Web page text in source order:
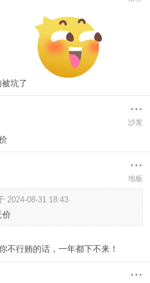
坑了
...
沙发
...
地板
2024-08-31 18:43
价
不行贿的话，一年都下不来！
...